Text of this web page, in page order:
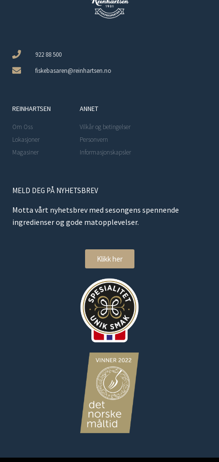
922 88 500
fiskebasaren@reinhartsen.no
REINHARTSEN
Om Oss
Lokasjoner
Magasiner
ANNET
Vilkår og betingelser
Personvern
Informasjonskapsler
MELD DEG PÅ NYHETSBREV
Motta vårt nyhetsbrev med sesongens spennende
ingredienser og gode matopplevelser.
Klikk her